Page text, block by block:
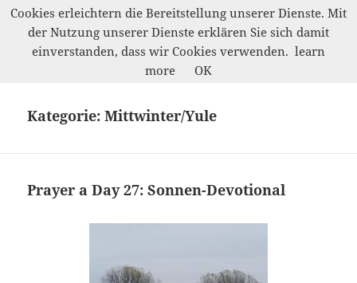
Werkelwald
Kategorie:Mittwinter/Yule
Prayer a Day 27: Sonnen-Devotional
Cookies erleichtern die Bereitstellung unserer Dienste. Mit
der Nutzung unserer Dienste erklären Sie sich damit
einverstanden, dass wir Cookies verwenden. learn
more
OK